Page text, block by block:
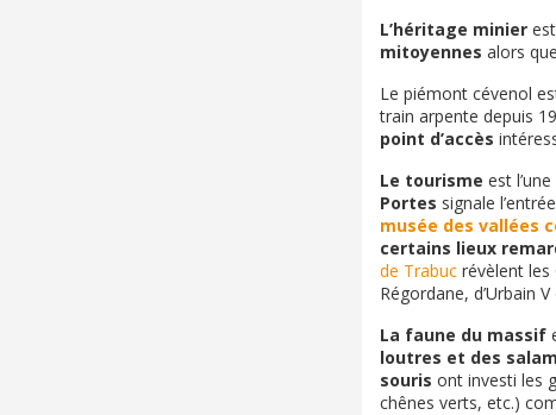
L’héritage minier
mitoyennes alors
Le piémont cévenol
train arpente depuis
point d’accès
Le tourisme est
Portes signale
musée des vallées
certains lieux
de Trabuc révèlent les
Régordane, d’Urbain
La faune du massif
loutres et des
souris ont investi les
chênes verts, etc.)